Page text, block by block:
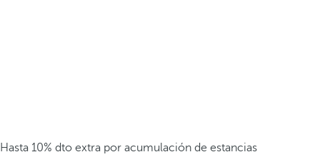
Hasta 10% dto extra por acumulación de estancias